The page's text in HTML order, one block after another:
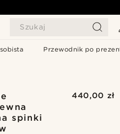
Szukaj
Przewodnik po
spinki
440,00 zł